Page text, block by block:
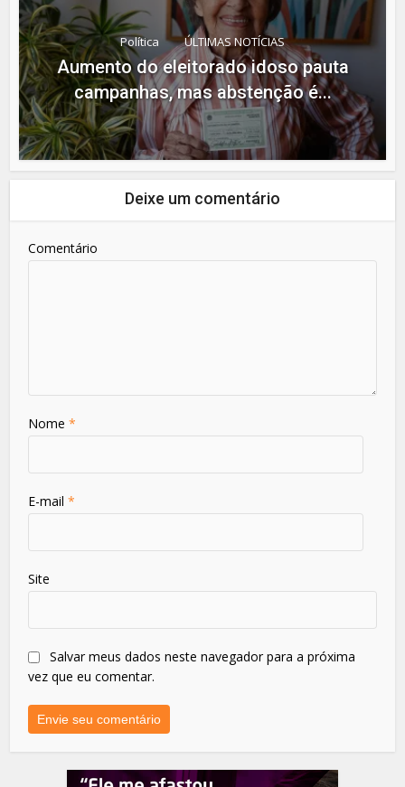
Política ÚLTIMAS NOTÍCIAS
Aumento do eleitorado idoso pauta
campanhas, mas abstenção é...
Deixe um comentário
Comentário
Nome*
E-mail*
Site
Salvar meus dados neste navegador para a próxima
vez que eu comentar.